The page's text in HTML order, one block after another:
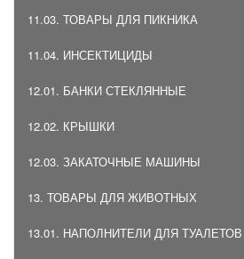
11.03. ТОВАРЫ ДЛЯ ПИКНИКА
11.04. ИНСЕКТИЦИДЫ
12.01. БАНКИ СТЕКЛЯННЫЕ
12.02. КРЫШКИ
12.03. ЗАКАТОЧНЫЕ МАШИНЫ
13. ТОВАРЫ ДЛЯ ЖИВОТНЫХ
13.01. НАПОЛНИТЕЛИ ДЛЯ ТУАЛЕТОВ